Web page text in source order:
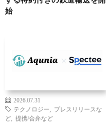
始
2026.07.31
テクノロジー
プレスリリースな
ど
提携/合弁など